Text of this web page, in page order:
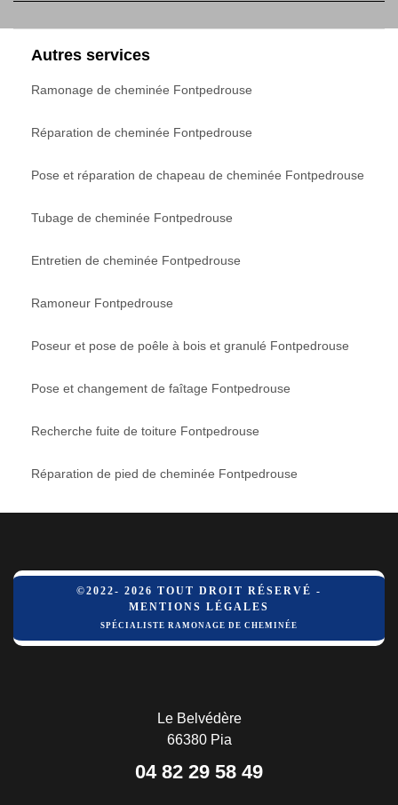
Autres services
Ramonage de cheminée Fontpedrouse
Réparation de cheminée Fontpedrouse
Pose et réparation de chapeau de cheminée Fontpedrouse
Tubage de cheminée Fontpedrouse
Entretien de cheminée Fontpedrouse
Ramoneur Fontpedrouse
Poseur et pose de poêle à bois et granulé Fontpedrouse
Pose et changement de faîtage Fontpedrouse
Recherche fuite de toiture Fontpedrouse
Réparation de pied de cheminée Fontpedrouse
©2022- 2026 TOUT DROIT RÉSERVÉ -
MENTIONS LÉGALES
SPÉCIALISTE RAMONAGE DE CHEMINÉE
Le Belvédère
66380 Pia
04 82 29 58 49